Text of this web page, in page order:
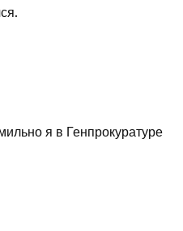
я в Генпрокуратуре